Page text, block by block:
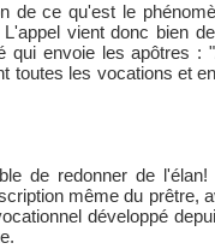
ce qu'est le
vient donc bien
envoie les apôtres :
toutes les vocations et
de redonner de
même du prêtre,
développé